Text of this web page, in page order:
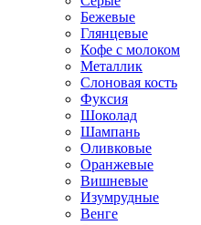
Бежевые
Глянцевые
Кофе с молоком
Металлик
Слоновая кость
Фуксия
Шоколад
Шампань
Оливковые
Оранжевые
Вишневые
Изумрудные
Венге